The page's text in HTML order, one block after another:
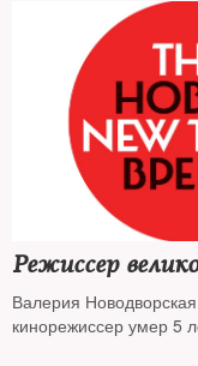
Режиссер
Валерия
кинорежиссер умер 5